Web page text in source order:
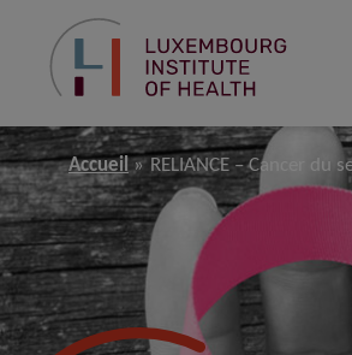
Accueil RELIANCE – Cancer du